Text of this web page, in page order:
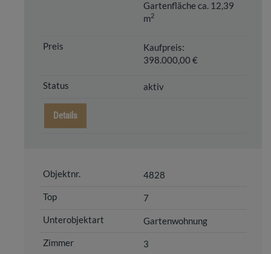
Gartenfläche ca. 12,39
m2
Kaufpreis:
398.000,00 €
aktiv
Details
4828
7
Gartenwohnung
3